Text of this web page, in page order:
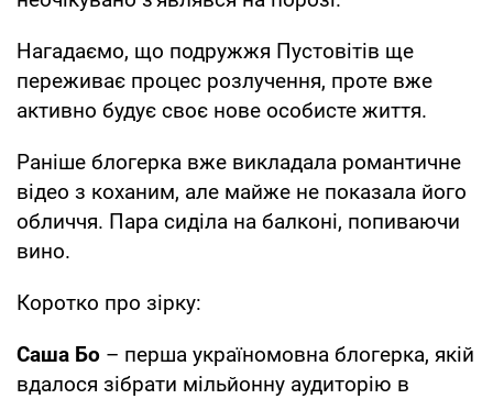
Нагадаємо, що подружжя Пустовітів ще
переживає процес розлучення, проте вже
активно будує своє нове особисте життя.
Раніше блогерка вже викладала романтичне
відео з коханим, але майже не показала його
обличчя. Пара сиділа на балконі, попиваючи
вино.
Коротко про зірку:
Саша Бо – перша україномовна блогерка, якій
вдалося зібрати мільйонну аудиторію в